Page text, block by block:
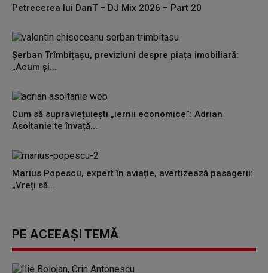
Petrecerea lui DanT – DJ Mix 2026 – Part 20
Șerban Trîmbițașu, previziuni despre piața imobiliară:
„Acum și...
Cum să supraviețuiești „iernii economice”: Adrian
Asoltanie te învață...
Marius Popescu, expert în aviație, avertizează pasagerii:
„Vreți să...
PE ACEEAȘI TEMĂ